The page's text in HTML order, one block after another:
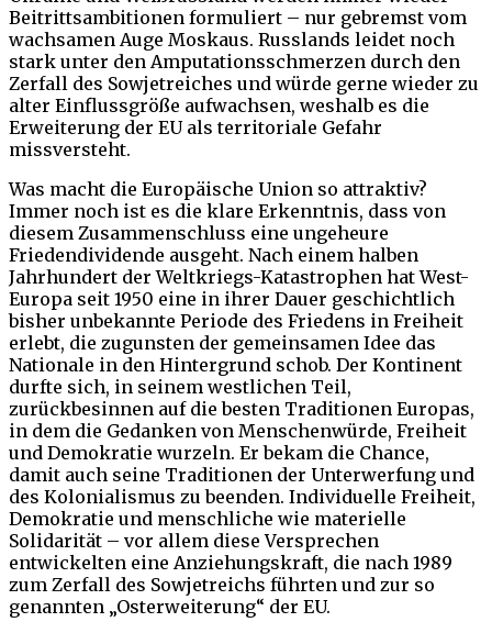
Beitrittsambitionen formuliert – nur gebremst vom
wachsamen Auge Moskaus. Russlands leidet noch
stark unter den Amputationsschmerzen durch den
Zerfall des Sowjetreiches und würde gerne wieder zu
alter Einflussgröße aufwachsen, weshalb es die
Erweiterung der EU als territoriale Gefahr
missversteht.
Was macht die Europäische Union so attraktiv?
Immer noch ist es die klare Erkenntnis, dass von
diesem Zusammenschluss eine ungeheure
Friedendividende ausgeht. Nach einem halben
Jahrhundert der Weltkriegs-Katastrophen hat West-
Europa seit 1950 eine in ihrer Dauer geschichtlich
bisher unbekannte Periode des Friedens in Freiheit
erlebt, die zugunsten der gemeinsamen Idee das
Nationale in den Hintergrund schob. Der Kontinent
durfte sich, in seinem westlichen Teil,
zurückbesinnen auf die besten Traditionen Europas,
in dem die Gedanken von Menschenwürde, Freiheit
und Demokratie wurzeln. Er bekam die Chance,
damit auch seine Traditionen der Unterwerfung und
des Kolonialismus zu beenden. Individuelle Freiheit,
Demokratie und menschliche wie materielle
Solidarität – vor allem diese Versprechen
entwickelten eine Anziehungskraft, die nach 1989
zum Zerfall des Sowjetreichs führten und zur so
genannten „Osterweiterung“ der EU.